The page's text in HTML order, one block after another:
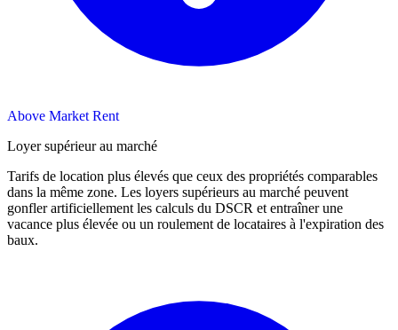
Above Market Rent
Loyer supérieur au marché
Tarifs de location plus élevés que ceux des propriétés comparables
dans la même zone. Les loyers supérieurs au marché peuvent
gonfler artificiellement les calculs du DSCR et entraîner une
vacance plus élevée ou un roulement de locataires à l'expiration des
baux.